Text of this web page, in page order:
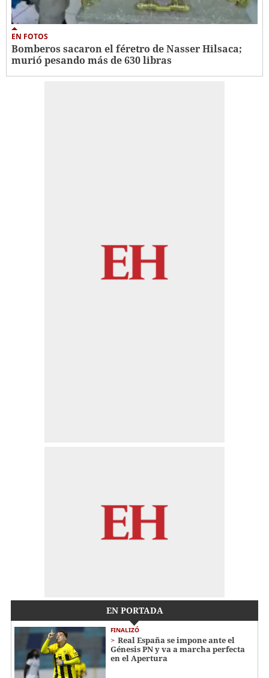
EN FOTOS
Bomberos sacaron el féretro de Nasser Hilsaca;
murió pesando más de 630 libras
EN PORTADA
FINALIZÓ
Real España se impone ante el
Génesis PN y va a marcha perfecta
en el Apertura